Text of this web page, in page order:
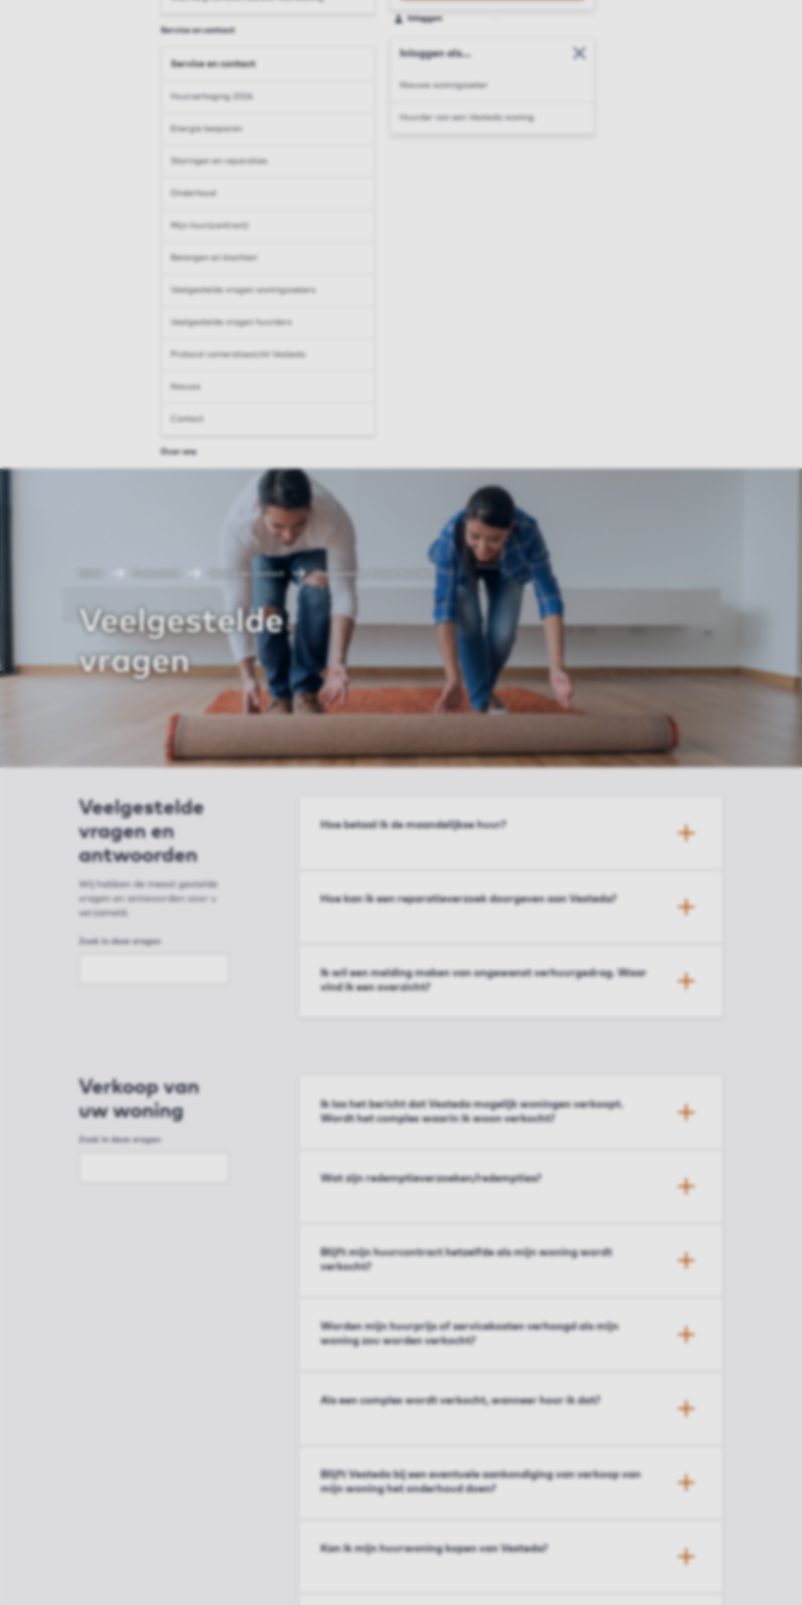
Service en contact
Service en contact
Huurverhoging 2026
Energie besparen
Storingen en reparaties
Onderhoud
Mijn huur(contract)
Belangen en klachten
Veelgestelde vragen woningzoekers
Veelgestelde vragen huurders
Protocol cameratoezicht Vesteda
Nieuws
Contact
Over ons
Inloggen
Inloggen als...
Sluit modal
Nieuwe woningzoeker
Huurder van een Vesteda woning
Service en contact Veelgestelde vragen huurders
Veelgestelde
vragen
Veelgestelde
vragen en
antwoorden
Wij hebben de meest gestelde
vragen en antwoorden voor u
verzameld.
Zoek in deze vragen
Hoe betaal ik de maandelijkse huur?
Hoe kan ik een reparatieverzoek doorgeven aan Vesteda?
Ik wil een melding maken van ongewenst verhuurgedrag. Waar
vind ik een overzicht?
Verkoop van
uw woning
Zoek in deze vragen
Ik las het bericht dat Vesteda mogelijk woningen verkoopt.
Wordt het complex waarin ik woon verkocht?
Wat zijn redemptieverzoeken/redempties?
Blijft mijn huurcontract hetzelfde als mijn woning wordt
verkocht?
Worden mijn huurprijs of servicekosten verhoogd als mijn
woning zou worden verkocht?
Als een complex wordt verkocht, wanneer hoor ik dat?
Blijft Vesteda bij een eventuele aankondiging van verkoop van
mijn woning het onderhoud doen?
Kan ik mijn huurwoning kopen van Vesteda?